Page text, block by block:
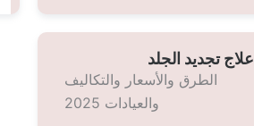
علاج تجديد الجلد
الطرق والأسعار والتكاليف
والعيادات 2025